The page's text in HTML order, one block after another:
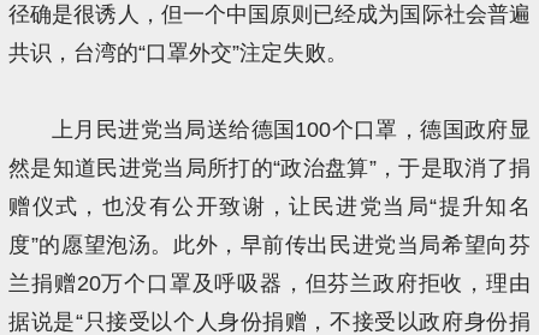
径确是很诱人，但一个中国原则已经成为国际社会普遍
共识，台湾的“口罩外交”注定失败。
上月民进党当局送给德国100个口罩，德国政府显
然是知道民进党当局所打的“政治盘算”，于是取消了捐
赠仪式，也没有公开致谢，让民进党当局“提升知名
度”的愿望泡汤。此外，早前传出民进党当局希望向芬
兰捐赠20万个口罩及呼吸器，但芬兰政府拒收，理由
据说是“只接受以个人身份捐赠，不接受以政府身份捐